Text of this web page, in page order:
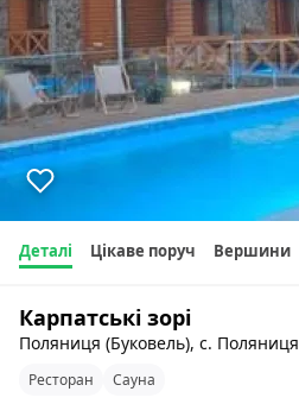
Деталі Цікаве поруч Вершини
Карпатські зорі
Поляниця (Буковель), с. Поляниця
Ресторан Сауна